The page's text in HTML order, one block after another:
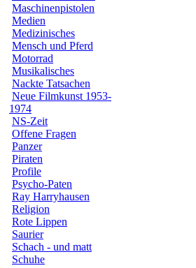
Maschinenpistolen
Medien
Medizinisches
Mensch und Pferd
Motorrad
Musikalisches
Nackte Tatsachen
Neue Filmkunst 1953-
1974
NS-Zeit
Offene Fragen
Panzer
Piraten
Profile
Psycho-Paten
Ray Harryhausen
Religion
Rote Lippen
Saurier
Schach - und matt
Schuhe